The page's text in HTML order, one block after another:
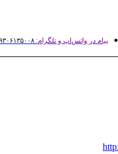
پیام در واتس‌اپ و تلگرام: